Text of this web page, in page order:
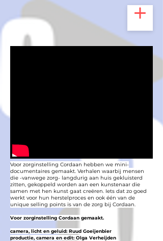
Voor zorginstelling Cordaan hebben we mini-
documentaires gemaakt. Verhalen waarbij mensen
die -vanwege zorg- langdurig aan huis gekluisterd
zitten, gekoppeld worden aan een kunstenaar die
samen met hen kunst gaat creëren. Iets dat zo goed
werkt voor hun herstelproces en ook één van de
unique selling points is van de zorg bij Cordaan.
Voor zorginstelling Cordaan gemaakt.
camera, licht en geluid: Ruud Goeijenbier
productie, camera en edit: Olga Verheijden